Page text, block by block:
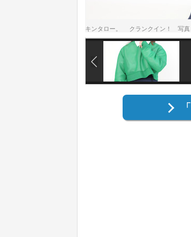
キンタロー。 クランクイン！ 写真